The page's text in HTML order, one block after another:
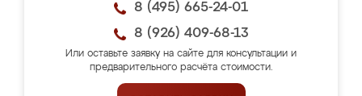
8 (495) 665-24-01
8 (926) 409-68-13
Или оставьте заявку на сайте для консультации и
предварительного расчёта стоимости.